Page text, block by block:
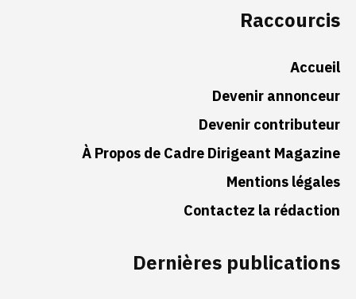
Raccourcis
Accueil
Devenir annonceur
Devenir contributeur
À Propos de Cadre Dirigeant Magazine
Mentions légales
Contactez la rédaction
Dernières publications